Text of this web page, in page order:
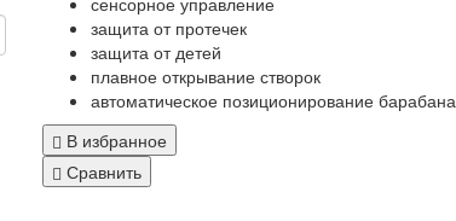
защита от протечек
защита от детей
плавное открывание створок
автоматическое позиционирование барабана
В избранное
Сравнить